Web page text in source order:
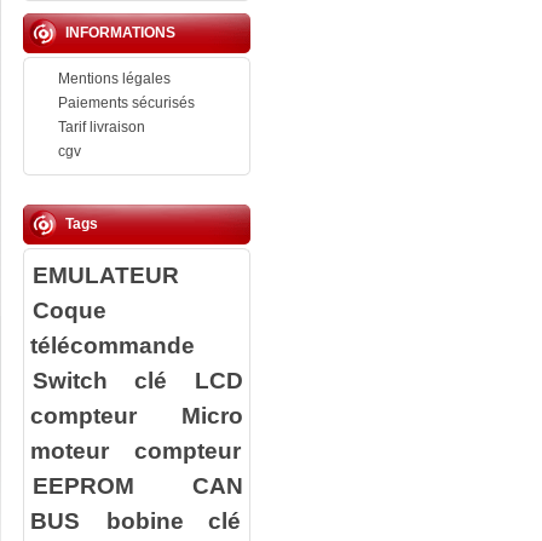
INFORMATIONS
Mentions légales
Paiements sécurisés
Tarif livraison
cgv
Tags
EMULATEUR
Coque
télécommande
Switch clé
LCD
compteur
Micro
moteur compteur
EEPROM
CAN
BUS
bobine clé